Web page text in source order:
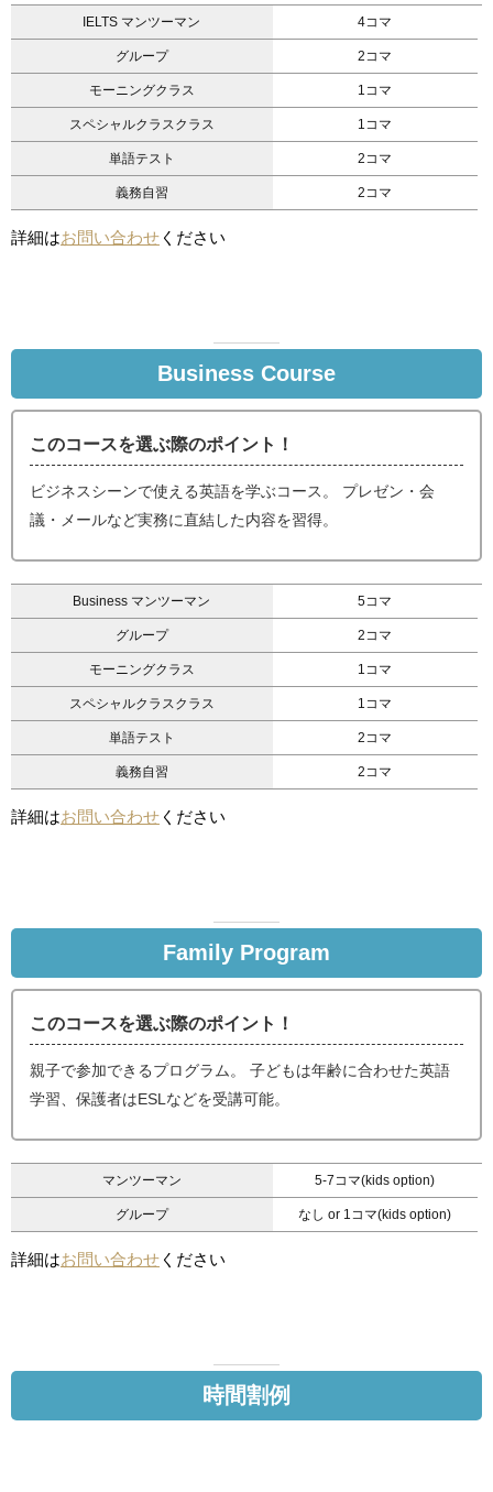
IELTS マンツーマン 4コマ
グループ 2コマ
モーニングクラス 1コマ
スペシャルクラスクラス 1コマ
単語テスト 2コマ
義務自習 2コマ
詳細はお問い合わせ ください
Business Course
このコースを選ぶ際のポイント！
ビジネスシーンで使える英語を学ぶコース。 プレゼン・会
議・メールなど実務に直結した内容を習得。
Business マンツーマン 5コマ
グループ 2コマ
モーニングクラス 1コマ
スペシャルクラスクラス 1コマ
単語テスト 2コマ
義務自習 2コマ
詳細はお問い合わせ ください
Family Program
このコースを選ぶ際のポイント！
親子で参加できるプログラム。 子どもは年齢に合わせた英語
学習、保護者はESLなどを受講可能。
マンツーマン 5-7コマ(kids option)
グループ なし or 1コマ(kids option)
詳細はお問い合わせ ください
時間割例